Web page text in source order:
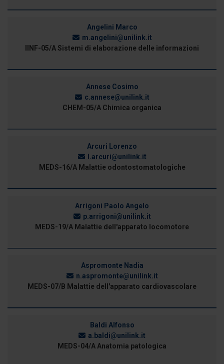
Angelini Marco
m.angelini@unilink.it
IINF-05/A Sistemi di elaborazione delle informazioni
Annese Cosimo
c.annese@unilink.it
CHEM-05/A Chimica organica
Arcuri Lorenzo
l.arcuri@unilink.it
MEDS-16/A Malattie odontostomatologiche
Arrigoni Paolo Angelo
p.arrigoni@unilink.it
MEDS-19/A Malattie dell'apparato locomotore
Aspromonte Nadia
n.aspromonte@unilink.it
MEDS-07/B Malattie dell'apparato cardiovascolare
Baldi Alfonso
a.baldi@unilink.it
MEDS-04/A Anatomia patologica